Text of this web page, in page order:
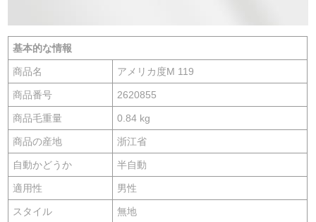
基本的な情報
商品名 アメリカ度M 119
商品番号 2620855
商品毛重量 0.84 kg
商品の産地 浙江省
自動かどうか 半自動
適用性 男性
スタイル 無地